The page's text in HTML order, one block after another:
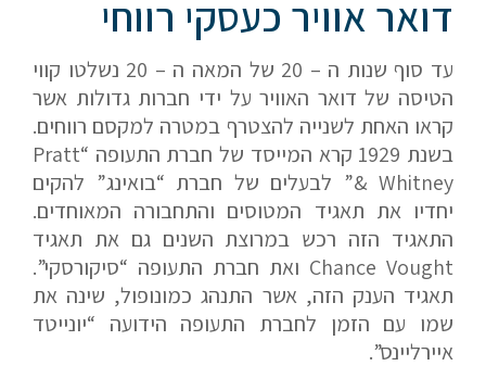
דואר אוויר כעסקי רווחי
עד סוף שנות ה – 20 של המאה ה – 20 נשלטו קווי
הטיסה של דואר האוויר על ידי חברות גדולות אשר
קראו האחת לשנייה להצטרף במטרה למקסם רווחים.
בשנת 1929 קרא המייסד של חברת התעופה “Pratt
& Whitney” לבעלים של חברת “בואינג” להקים
יחדיו את תאגיד המטוסים והתחבורה המאוחדים.
התאגיד הזה רכש במרוצת השנים גם את תאגיד
Chance Vought ואת חברת התעופה “סיקורסקי”.
תאגיד הענק הזה, אשר התנהג כמונופול, שינה את
שמו עם הזמן לחברת התעופה הידועה “יונייטד
איירליינס”.